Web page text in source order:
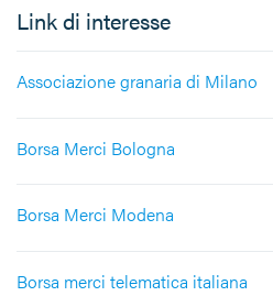
Link di interesse
Associazione granaria di Milano
Borsa Merci Bologna
Borsa Merci Modena
Borsa merci telematica italiana